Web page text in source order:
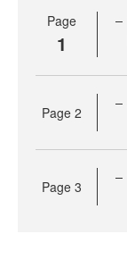
Page
1
Page 2
Page 3